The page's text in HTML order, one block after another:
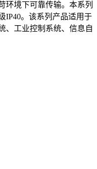
环境下可靠传输。本系列
IP40。该系列产品适用于
、工业控制系统、信息自